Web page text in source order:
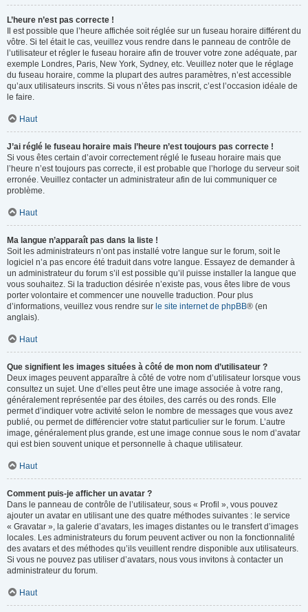
L’heure n’est pas correcte !
Il est possible que l’heure affichée soit réglée sur un fuseau horaire différent du
vôtre. Si tel était le cas, veuillez vous rendre dans le panneau de contrôle de
l’utilisateur et régler le fuseau horaire afin de trouver votre zone adéquate, par
exemple Londres, Paris, New York, Sydney, etc. Veuillez noter que le réglage
du fuseau horaire, comme la plupart des autres paramètres, n’est accessible
qu’aux utilisateurs inscrits. Si vous n’êtes pas inscrit, c’est l’occasion idéale de
le faire.
Haut
J’ai réglé le fuseau horaire mais l’heure n’est toujours pas correcte !
Si vous êtes certain d’avoir correctement réglé le fuseau horaire mais que
l’heure n’est toujours pas correcte, il est probable que l’horloge du serveur soit
erronée. Veuillez contacter un administrateur afin de lui communiquer ce
problème.
Haut
Ma langue n’apparaît pas dans la liste !
Soit les administrateurs n’ont pas installé votre langue sur le forum, soit le
logiciel n’a pas encore été traduit dans votre langue. Essayez de demander à
un administrateur du forum s’il est possible qu’il puisse installer la langue que
vous souhaitez. Si la traduction désirée n’existe pas, vous êtes libre de vous
porter volontaire et commencer une nouvelle traduction. Pour plus
d’informations, veuillez vous rendre sur le site internet de phpBB® (en
anglais).
Haut
Que signifient les images situées à côté de mon nom d’utilisateur ?
Deux images peuvent apparaître à côté de votre nom d’utilisateur lorsque vous
consultez un sujet. Une d’elles peut être une image associée à votre rang,
généralement représentée par des étoiles, des carrés ou des ronds. Elle
permet d’indiquer votre activité selon le nombre de messages que vous avez
publié, ou permet de différencier votre statut particulier sur le forum. L’autre
image, généralement plus grande, est une image connue sous le nom d’avatar
qui est bien souvent unique et personnelle à chaque utilisateur.
Haut
Comment puis-je afficher un avatar ?
Dans le panneau de contrôle de l’utilisateur, sous « Profil », vous pouvez
ajouter un avatar en utilisant une des quatre méthodes suivantes : le service
« Gravatar », la galerie d’avatars, les images distantes ou le transfert d’images
locales. Les administrateurs du forum peuvent activer ou non la fonctionnalité
des avatars et des méthodes qu’ils veuillent rendre disponible aux utilisateurs.
Si vous ne pouvez pas utiliser d’avatars, nous vous invitons à contacter un
administrateur du forum.
Haut